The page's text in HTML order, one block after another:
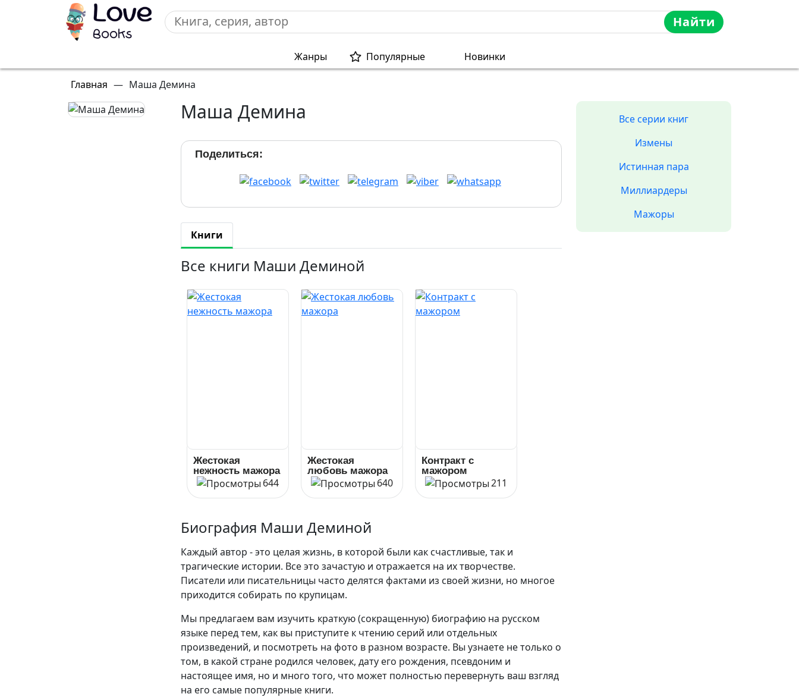
Найти
Жанры Популярные Новинки
Главная — Маша Демина
Маша Демина
Поделиться:
Книги
Все книги Маши Деминой
Жестокая
нежность мажора
644
Жестокая
любовь мажора
640
Контракт с
мажором
211
Биография Маши Деминой
Каждый автор - это целая жизнь, в которой были как счастливые, так и
трагические истории. Все это зачастую и отражается на их творчестве.
Писатели или писательницы часто делятся фактами из своей жизни, но многое
приходится собирать по крупицам.
Мы предлагаем вам изучить краткую (сокращенную) биографию на русском
языке перед тем, как вы приступите к чтению серий или отдельных
произведений, и посмотреть на фото в разном возрасте. Вы узнаете не только о
том, в какой стране родился человек, дату его рождения, псевдоним и
настоящее имя, но и много того, что может полностью перевернуть ваш взгляд
на его самые популярные книги.
Все серии книг
Измены
Истинная пара
Миллиардеры
Мажоры